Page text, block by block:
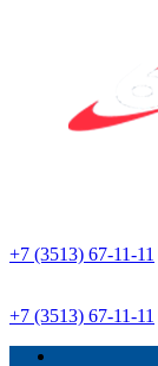
+7 (3513) 67-11-11
+7 (3513) 67-11-11